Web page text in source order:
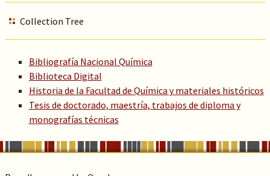
Collection Tree
Bibliografía Nacional Química
Biblioteca Digital
Historia de la Facultad de Química y materiales históricos
Tesis de doctorado, maestría, trabajos de diploma y
monografías técnicas